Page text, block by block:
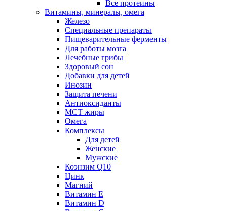
Все протеины
Витамины, минералы, омега
Железо
Специальные препараты
Пищеварительные ферменты
Для работы мозга
Лечебные грибы
Здоровый сон
Добавки для детей
Инозин
Защита печени
Антиоксиданты
МСТ жиры
Омега
Комплексы
Для детей
Женские
Мужские
Коэнзим Q10
Цинк
Магний
Витамин Е
Витамин D